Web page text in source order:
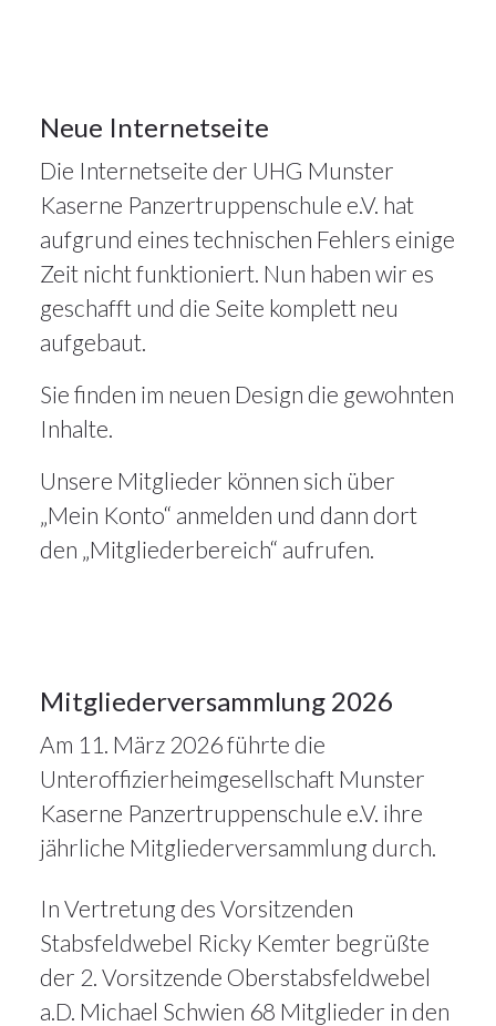
19
APR. 2026
Neue Internetseite
Die Internetseite der UHG Munster
Kaserne Panzertruppenschule e.V. hat
aufgrund eines technischen Fehlers einige
Zeit nicht funktioniert. Nun haben wir es
geschafft und die Seite komplett neu
aufgebaut.
Sie finden im neuen Design die gewohnten
Inhalte.
Unsere Mitglieder können sich über
„Mein Konto“ anmelden und dann dort
den „Mitgliederbereich“ aufrufen.
13
MÄRZ
2026
13März
2026
Alle
Mitgliederversammlung 2026
Am 11. März 2026 führte die
Unteroffizierheimgesellschaft Munster
Kaserne Panzertruppenschule e.V. ihre
jährliche Mitgliederversammlung durch.
In Vertretung des Vorsitzenden
Stabsfeldwebel Ricky Kemter begrüßte
der 2. Vorsitzende Oberstabsfeldwebel
a.D. Michael Schwien 68 Mitglieder in den